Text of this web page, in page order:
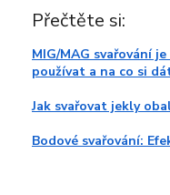
Přečtěte si:
MIG/MAG svařování
používat a na co si
Jak svařovat jekly
Bodové svařování: